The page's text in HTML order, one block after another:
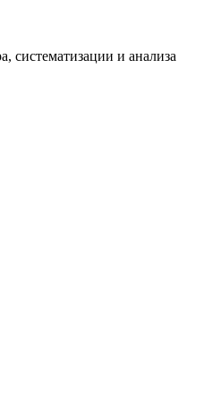
систематизации и анализа